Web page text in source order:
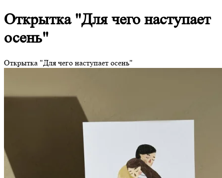
Открытка "Для чего наступает
осень"
Открытка "Для чего наступает осень"